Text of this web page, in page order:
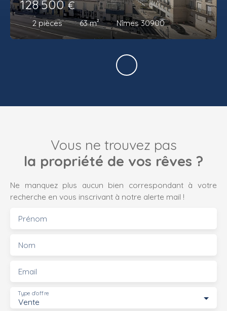
128 500€
2 pièces 63m² Nîmes 30900
Vous ne trouvez pas
la propriété de vos rêves ?
Ne manquez plus aucun bien correspondant à votre
recherche en vous inscrivant à notre alerte mail !
Prénom
Nom
Email
Vente
Type d'offre